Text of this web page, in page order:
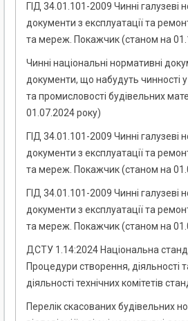
ГІД 34.01.101-2009 Чинні галузеві
документи з експлуатації та
та мереж. Покажчик (станом на
Чинні національні нормативні
документи, що набудуть чинності у
та промисловості будівельних
01.07.2024 року)
ГІД 34.01.101-2009 Чинні галузеві
документи з експлуатації та
та мереж. Покажчик (станом на
ГІД 34.01.101-2009 Чинні галузеві
документи з експлуатації та
та мереж. Покажчик (станом на
ДСТУ 1.14:2024 Національна
Процедури створення, діяльності
діяльності технічних комітетів
Перелік скасованих будівельних